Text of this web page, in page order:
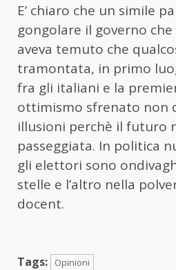
E’ chiaro che un simile
gongolare il governo
aveva temuto che
tramontata, in primo
fra gli italiani e la
ottimismo sfrenato non
illusioni perchè il futuro
passeggiata. In politica
gli elettori sono
stelle e l’altro nella
docent.
Tags: Opinioni